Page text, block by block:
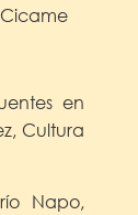
en
Cultura
Napo,